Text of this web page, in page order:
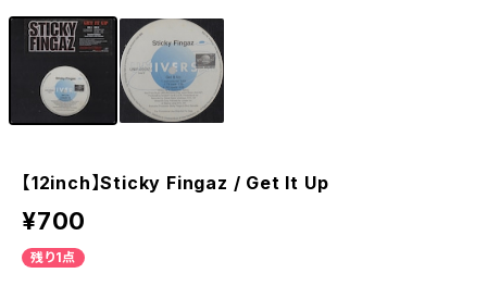
【12inch】Sticky Fingaz / Get It Up
¥700
残り1点